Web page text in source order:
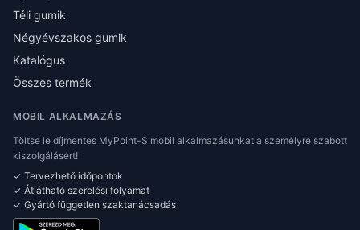
Téli gumik
Négyévszakos gumik
Katalógus
Összes termék
MOBIL ALKALMAZÁS
Töltse le díjmentes MyPoint-S mobil alkalmazásunkat a személyre szabott
kiszolgálásért!
✓ Tervezhető időpontok
✓ Átlátható szerelési folyamat
✓ Gyártó független szaktanácsadás